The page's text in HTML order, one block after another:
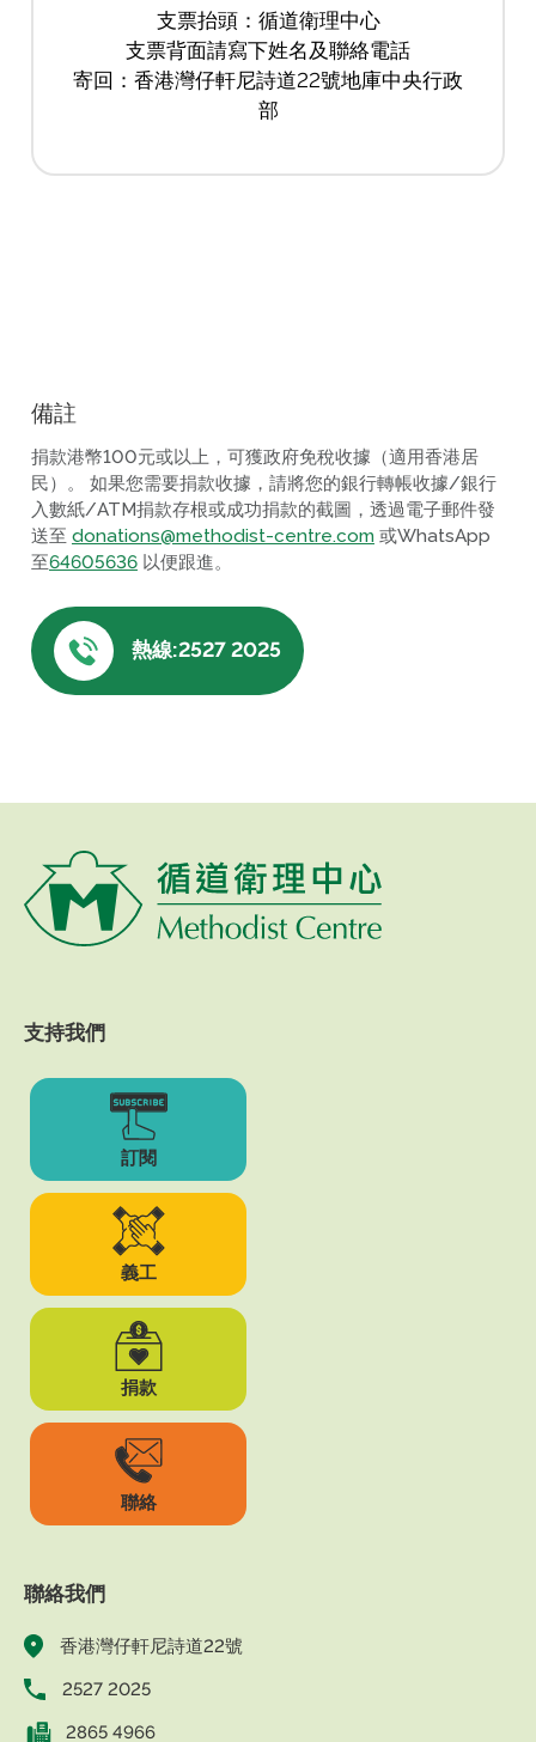
支票抬頭：循道衛理中心
支票背面請寫下姓名及聯絡電話
寄回：香港灣仔軒尼詩道22號地庫中央行政
部
備註
捐款港幣100元或以上，可獲政府免稅收據（適用香港居
民）。 如果您需要捐款收據，請將您的銀行轉帳收據/銀行
入數紙/ATM捐款存根或成功捐款的截圖，透過電子郵件發
送至 donations@methodist-centre.com 或WhatsApp
至64605636以便跟進。
熱線:2527 2025
支持我們
訂閱
義工
捐款
聯絡
聯絡我們
香港灣仔軒尼詩道22號
2527 2025
2865 4966